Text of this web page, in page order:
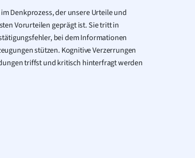
Denkprozess, der unsere Urteile und
Vorurteilen geprägt ist. Sie tritt in
bei dem Informationen
stützen. Kognitive Verzerrungen
triffst und kritisch hinterfragt werden